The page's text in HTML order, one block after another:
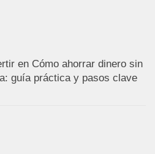
en Cómo ahorrar dinero sin
guía práctica y pasos clave